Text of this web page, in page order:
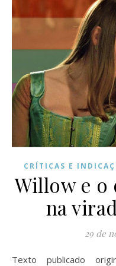
CRÍTICAS E
Willow e o
na
29 de
Texto publicado originalmente na newsletter para